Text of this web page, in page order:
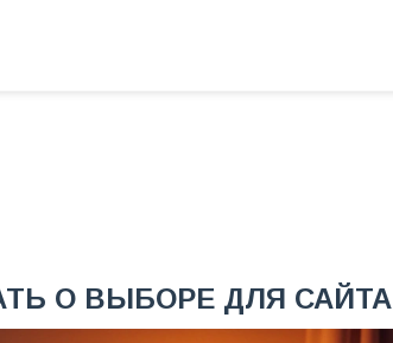
О ВЫБОРЕ ДЛЯ САЙТА